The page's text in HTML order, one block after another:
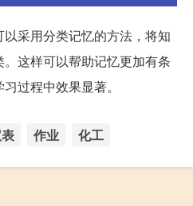
采用分类记忆的方法，将知
这样可以帮助记忆更加有条
过程中效果显著。
作业 化工